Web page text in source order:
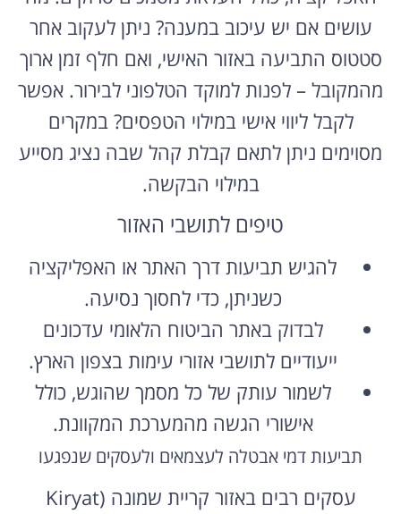
עושים אם יש עיכוב במענה? ניתן לעקוב אחר
סטטוס התביעה באזור האישי, ואם חלף זמן ארוך
מהמקובל – לפנות למוקד הטלפוני לבירור. אפשר
לקבל ליווי אישי במילוי הטפסים? במקרים
מסוימים ניתן לתאם קבלת קהל שבה נציג מסייע
במילוי הבקשה.
טיפים לתושבי האזור
להגיש תביעות דרך האתר או האפליקציה
כשניתן, כדי לחסוך נסיעה.
לבדוק באתר הביטוח הלאומי עדכונים
ייעודיים לתושבי אזורי עימות בצפון הארץ.
לשמור עותק של כל מסמך שהוגש, כולל
אישורי הגשה מהמערכת המקוונת.
תביעות דמי אבטלה לעצמאים ולעסקים שנפגעו
עסקים רבים באזור קריית שמונה (Kiryat